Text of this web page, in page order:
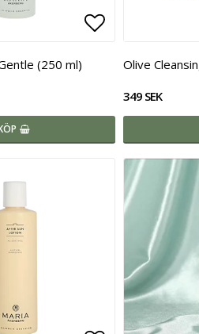
Lägg till i
(250 ml)
Olive
349 SEK